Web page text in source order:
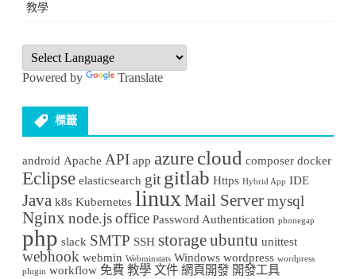
教學
Powered by Translate
標籤
android Apache API app azurecloud composer docker
Eclipse elasticsearch git gitlab Https Hybrid App IDE
Java k8s Kubernetes linux Mail Servermysql
Nginx node.jsoffice Password Authentication phonegap
php slack SMTP SSH storageubuntu unittest
webhook webmin Webminstats Windows wordpress wordpress
plugin workflow 免費 教學 文件 網頁開發 開發工具